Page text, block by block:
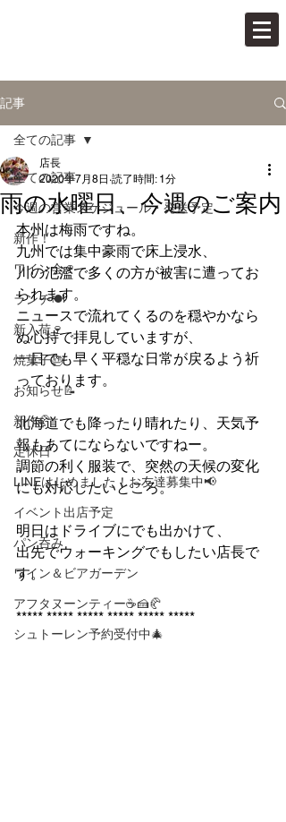
記事
全ての記事
今週の営業スケジュール・発送予定
新作！
ワイン会🍷
ランチ🍽
新入荷🍷
焼菓子🎂
お知らせ📝
新作🥐
定休日
LINEはじめました！お友達募集中📢
イベント出店予定
パン呑み
ワイン＆ビアガーデン
アフタヌーンティー☕🍰🥐
シュトーレン予約受付中🎄
全ての記事
雨の水曜日、今週のご案内
店長
2020年7月8日 読了時間: 1分
本州は梅雨ですね。
九州では集中豪雨で床上浸水、
川の氾濫で多くの方が被害に遭ってお
られます。
ニュースで流れてくるのを穏やかなら
ぬ心持で拝見していますが、
一日でも早く平穏な日常が戻るよう祈
っております。
北海道でも降ったり晴れたり、天気予
報もあてにならないですねー。
調節の利く服装で、突然の天候の変化
にも対応したいところ。
明日はドライブにでも出かけて、
出先でウォーキングでもしたい店長で
す。
***** ***** ***** ***** ***** *****